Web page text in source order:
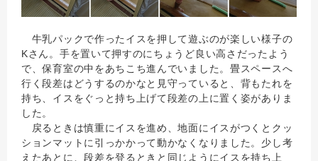
牛乳パックで作ったイスを押して遊ぶのが楽しい様子の
Kさん。手を置いて押すのにちょうど良い高さだったよう
で、保育室の中をあちこち進んでいました。畳スペースへ
行く段差はどうするのかなと見守っていると、背もたれを
持ち、イスをぐっと持ち上げて段差の上に置く姿がありま
した。
戻るときは慎重にイスを進め、地面にイスがつくとクッ
ションマットに引っかかって動かなくなりました。少し考
えたあとに、段差を登るときと同じようにイスを持ち上